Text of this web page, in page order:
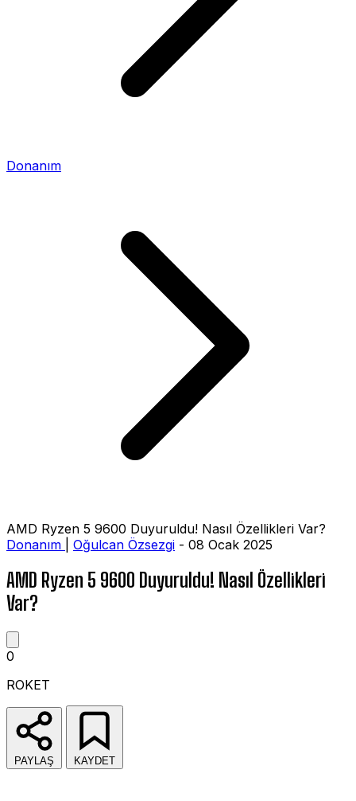
Donanım
AMD Ryzen 5 9600 Duyuruldu! Nasıl Özellikleri Var?
Donanım
Oğulcan Özsezgi - 08 Ocak 2025
AMD Ryzen 5 9600 Duyuruldu! Nasıl Özellikleri
Var?
0
ROKET
PAYLAŞ KAYDET